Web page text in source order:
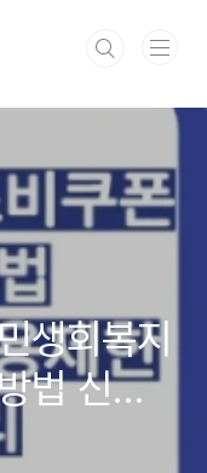
생회복지
법 신청